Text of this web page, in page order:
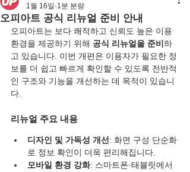
오피아트 공식 리뉴얼 준비 안내
1월 16일 1분 분량
오피아트는 보다 쾌적하고 신뢰도 높은 이용
환경을 제공하기 위해 공식 리뉴얼을 준비 하
고 있습니다. 이번 개편은 이용자가 필요한 정
보를 더 쉽고 빠르게 확인할 수 있도록 전반적
인 구조와 기능을 개선하는 데 목적이 있습니
다.
리뉴얼 주요 내용
디자인 및 가독성 개선 : 화면 구성 단순화
로 정보 확인이 더욱 편리해집니다.
모바일 환경 강화: 스마트폰·태블릿에서